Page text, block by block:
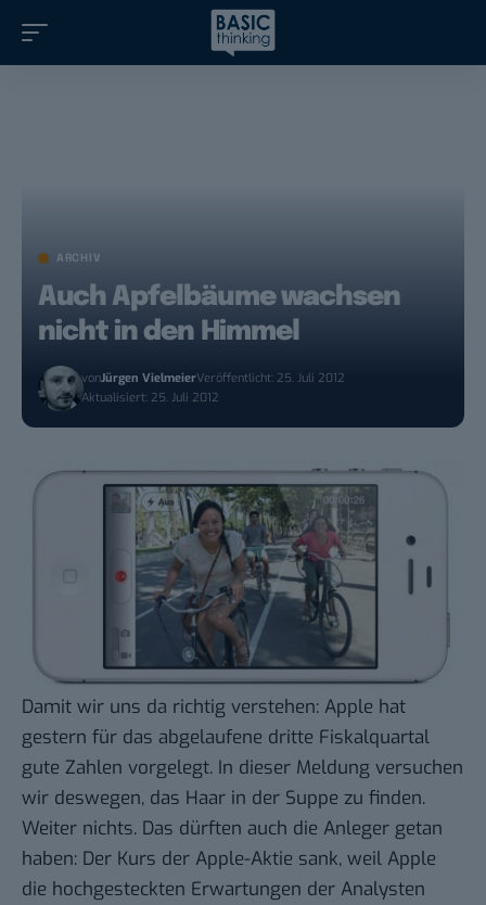
ARCHIV
Auch Apfelbäume wachsen
nicht in den Himmel
vonJürgen VielmeierVeröffentlicht: 25. Juli 2012
Aktualisiert: 25. Juli 2012
Damit wir uns da richtig verstehen: Apple hat
gestern für das abgelaufene dritte Fiskalquartal
gute Zahlen vorgelegt. In dieser Meldung versuchen
wir deswegen, das Haar in der Suppe zu finden.
Weiter nichts. Das dürften auch die Anleger getan
haben: Der Kurs der Apple-Aktie sank, weil Apple
die hochgesteckten Erwartungen der Analysten